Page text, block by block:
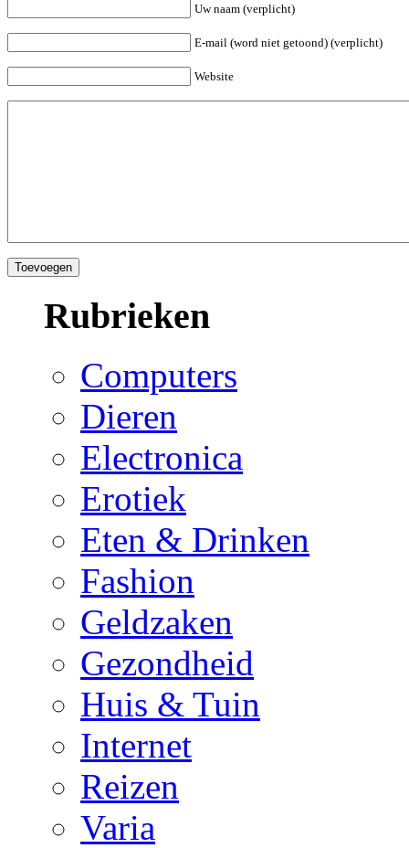
Uw naam (verplicht)
E-mail (word niet getoond) (verplicht)
Website
Rubrieken
Computers
Dieren
Electronica
Erotiek
Eten & Drinken
Fashion
Geldzaken
Gezondheid
Huis & Tuin
Internet
Reizen
Varia